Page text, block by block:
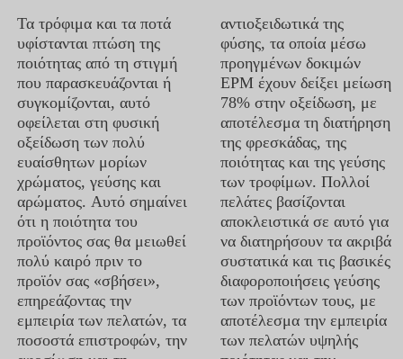
Τα τρόφιμα και τα ποτά
υφίστανται πτώση της
ποιότητας από τη στιγμή
που παρασκευάζονται ή
συγκομίζονται, αυτό
οφείλεται στη φυσική
οξείδωση των πολύ
ευαίσθητων μορίων
χρώματος, γεύσης και
αρώματος. Αυτό σημαίνει
ότι η ποιότητα του
προϊόντος σας θα μειωθεί
πολύ καιρό πριν το
προϊόν σας «σβήσει»,
επηρεάζοντας την
εμπειρία των πελατών, τα
ποσοστά επιστροφών, την
αντιοξειδωτικά της
φύσης, τα οποία μέσω
προηγμένων δοκιμών
EPM έχουν δείξει μείωση
78% στην οξείδωση, με
αποτέλεσμα τη διατήρηση
της φρεσκάδας, της
ποιότητας και της γεύσης
των τροφίμων. Πολλοί
πελάτες βασίζονται
αποκλειστικά σε αυτό για
να διατηρήσουν τα ακριβά
συστατικά και τις βασικές
διαφοροποιήσεις γεύσης
των προϊόντων τους, με
αποτέλεσμα την εμπειρία
των πελατών υψηλής